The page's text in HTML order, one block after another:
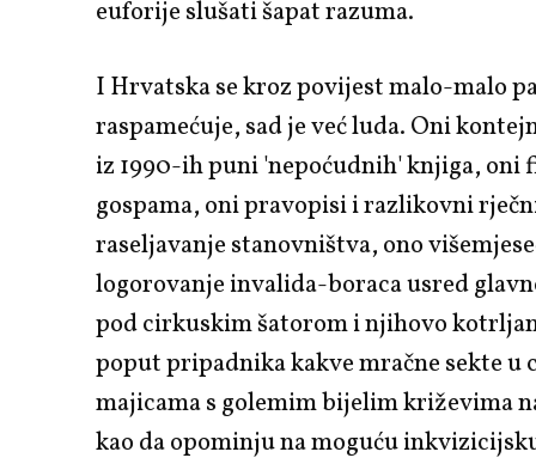
euforije slušati šapat razuma.
I Hrvatska se kroz povijest malo-malo
raspamećuje, sad je već luda. Oni
iz 1990-ih puni 'nepoćudnih' knjiga, oni
gospama, oni pravopisi i razlikovni
raseljavanje stanovništva, ono
logorovanje invalida-boraca usred
pod cirkuskim šatorom i njihovo
poput pripadnika kakve mračne sekte u
majicama s golemim bijelim križevima
kao da opominju na moguću